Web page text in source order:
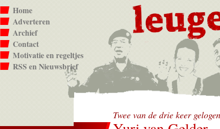
Home
Adverteren
Archief
Contact
Motivatie en regeltjes
RSS en Nieuwsbrief
Twee van de drie keer